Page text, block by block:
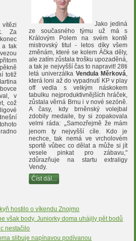
. Za
a tak
totiž
v
což
Jako jediná
ze současného týmu už má s
Královým Polem na svém kontě
mistrovský titul - letos díky všem
změnám, které se kolem Áčka děly,
ale zatím zůstala trošku upozaděná,
a tak je nejvyšší čas to napravit! 28ti
letá univerzálka Vendula Měrková,
která loni až do vypadnutí KP v play
off vedla s velkým náskokem
tabulku nejproduktivnějších hráček,
zůstala věrná Brnu i v nové sezóně.
A časy, kdy brněnský volejbal
zdobily medaile, by si zopakovala
velmi ráda: „Samozřejmě že mám
jenom ty nejvyšší cíle. Kdo je
nechce, tak nemá ve vrcholovém
sportě vůbec co dělat a může si jít
vesele pinkat pro zábavu,"
zdůrazňuje na startu extraligy
Vendy.
Číst dál...
hostilo o víkendu Znojmo
však body. Juniorky doma uhájily pět bodů
nestačilo
slibuje napínavou podívanou